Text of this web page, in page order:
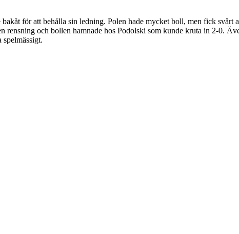
för att behålla sin ledning. Polen hade mycket boll, men fick
rensning och bollen hamnade hos Podolski som kunde kruta in 2-0.